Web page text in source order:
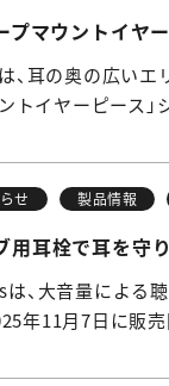
プマウントイヤ
、耳の奥の広いエ
トイヤーピース
せ 製品情報
用耳栓で耳を守
、大音量による
年11月7日に販